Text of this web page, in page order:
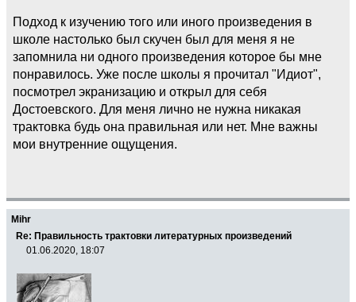
Подход к изучению того или иного произведения в
школе настолько был скучен был для меня я не
запомнила ни одного произведения которое бы мне
понравилось. Уже после школы я прочитал "Идиот",
посмотрел экранизацию и открыл для себя
Достоевского. Для меня лично не нужна никакая
трактовка будь она правильная или нет. Мне важны
мои внутренние ощущения.
Mihr
Re: Правильность трактовки литературных произведений
01.06.2020, 18:07